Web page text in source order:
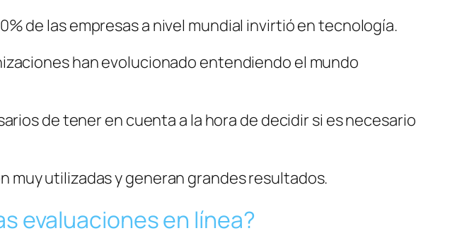
de las empresas a nivel mundial invirtió en tecnología.
han evolucionado entendiendo el mundo
de tener en cuenta a la hora de decidir si es necesario
muy utilizadas y generan grandes resultados.
evaluaciones en línea?